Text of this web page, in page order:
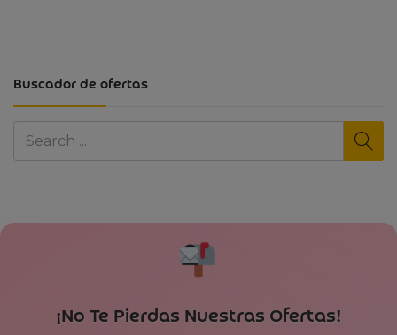
Buscador de ofertas
¡No Te Pierdas Nuestras Ofertas!